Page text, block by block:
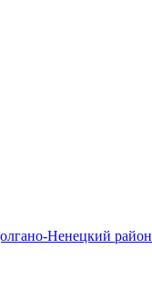
Ненецкий район